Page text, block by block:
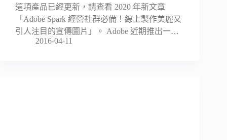
這項產品已經更新，請查看 2020 年新文章
「Adobe Spark 經營社群必備！線上製作美麗又
引人注目的宣傳圖片」。 Adobe 近期推出一…
2016-04-11